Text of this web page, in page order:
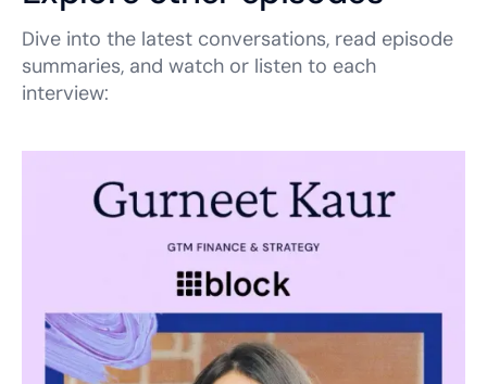
Dive into the latest conversations, read episode
summaries, and watch or listen to each
interview: